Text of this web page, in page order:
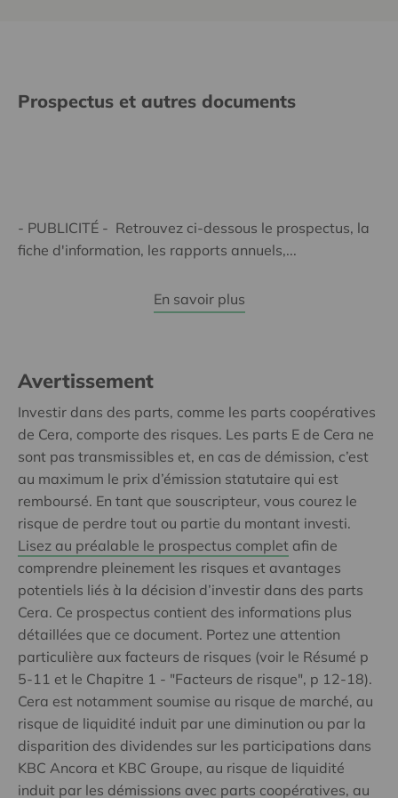
Prospectus et autres documents
- PUBLICITÉ - Retrouvez ci-dessous le prospectus, la
fiche d'information, les rapports annuels,...
En savoir plus
Avertissement
Investir dans des parts, comme les parts coopératives
de Cera, comporte des risques. Les parts E de Cera ne
sont pas transmissibles et, en cas de démission, c’est
au maximum le prix d’émission statutaire qui est
remboursé. En tant que souscripteur, vous courez le
risque de perdre tout ou partie du montant investi.
Lisez au préalable le prospectus complet afin de
comprendre pleinement les risques et avantages
potentiels liés à la décision d’investir dans des parts
Cera. Ce prospectus contient des informations plus
détaillées que ce document. Portez une attention
particulière aux facteurs de risques (voir le Résumé p
5-11 et le Chapitre 1 - "Facteurs de risque", p 12-18).
Cera est notamment soumise au risque de marché, au
risque de liquidité induit par une diminution ou par la
disparition des dividendes sur les participations dans
KBC Ancora et KBC Groupe, au risque de liquidité
induit par les démissions avec parts coopératives, au